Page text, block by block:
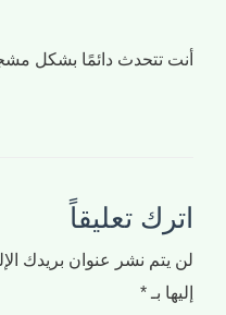
أنت تتحدث دائمًا بشكل
اترك تعليقاً
لن يتم نشر عنوان بريدك
إليها بـ *